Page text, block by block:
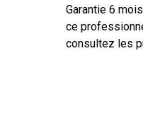
Garantie 6
ce
consultez les